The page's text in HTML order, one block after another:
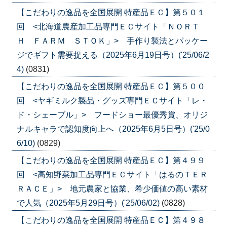
【こだわりの逸品を全国展開 特産品ＥＣ】第５０１
回 <北海道農産加工品専門ＥＣサイト「ＮＯＲＴ
Ｈ ＦＡＲＭ ＳＴＯＫ」> 手作り製法とパッケー
ジでギフト需要捉える（2025年6月19日号）('25/06/2
4) (0831)
【こだわりの逸品を全国展開 特産品ＥＣ】第５００
回 <ヤギミルク製品・グッズ専門ＥＣサイト「レ・
ド・シェーブル」> フードショー最優秀賞、オリジ
ナルキャラで認知度向上へ（2025年6月5日号）('25/0
6/10) (0829)
【こだわりの逸品を全国展開 特産品ＥＣ】第４９９
回 <高知野菜加工品専門ＥＣサイト「はるのＴＥＲ
ＲＡＣＥ」> 地元農家と協業、希少価値の高い素材
で人気（2025年5月29日号）('25/06/02) (0828)
【こだわりの逸品を全国展開 特産品ＥＣ】第４９８